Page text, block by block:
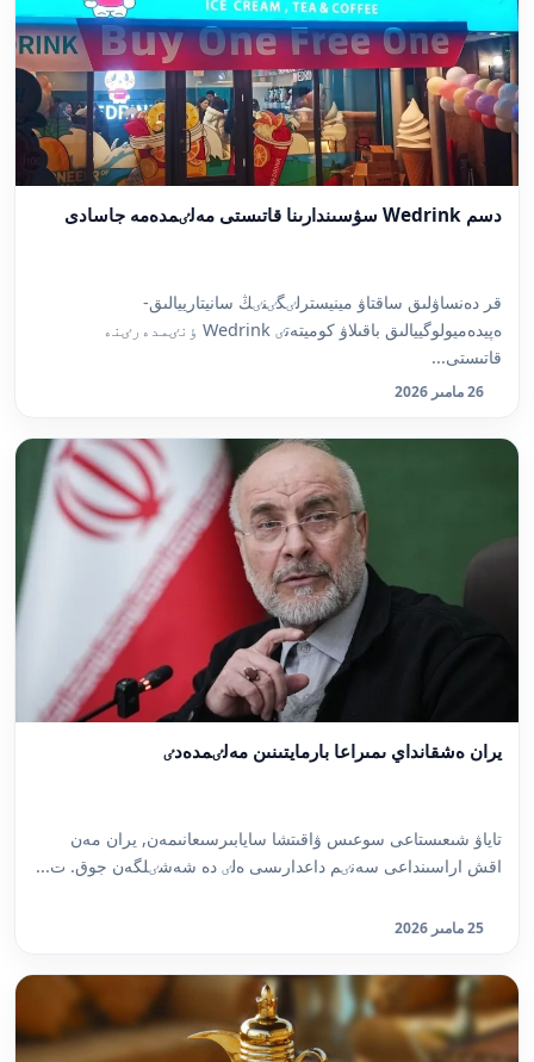
دسم Wedrink سۋسىندارىنا قاتىستى مەلٸمدەمە جاسادى
قر دەنساۋلىق ساقتاۋ مينيسترلٸگٸنٸڭ سانيتارييالىق-
ەپيدەميولوگييالىق باقىلاۋ كوميتەتٸ Wedrink ٶنٸمدەرٸنە
قاتىستى...
26 مامىر 2026
يران ەشقانداي ىمىراعا بارمايتىنىن مەلٸمدەدٸ
تاياۋ شىعىستاعى سوعىس ۋاقىتشا سايابىرسىعانىمەن, يران مەن
اقش اراسىنداعى سەنٸم داعدارىسى ەلٸ دە شەشٸلگەن جوق. ت...
25 مامىر 2026